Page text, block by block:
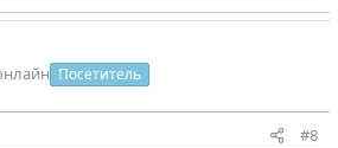
Посетитель
#8